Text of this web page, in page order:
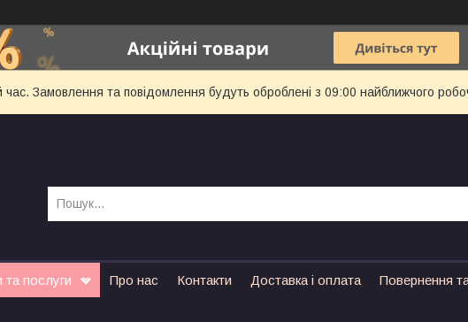
час. Замовлення та повідомлення будуть оброблені з 09:00 найближчого
та послуги Про нас Контакти Доставка і оплата Повернення